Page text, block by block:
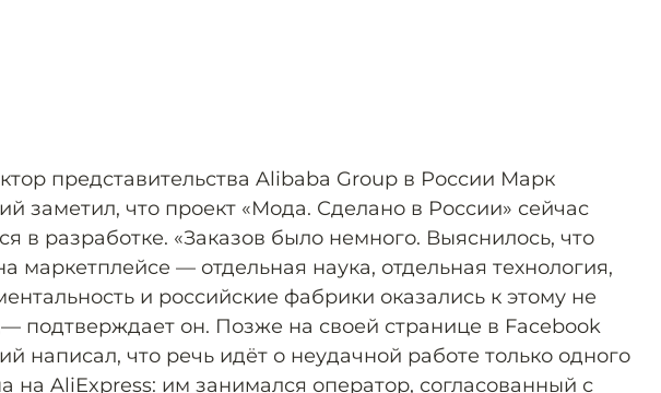
представительства Alibaba Group в России Марк
заметил, что проект «Мода. Сделано в России» сейчас
в разработке. «Заказов было немного. Выяснилось, что
маркетплейсе — отдельная наука, отдельная технология,
и российские фабрики оказались к этому не
подтверждает он. Позже на своей странице в Facebook
написал, что речь идёт о неудачной работе только одного
на AliExpress: им занимался оператор, согласованный с